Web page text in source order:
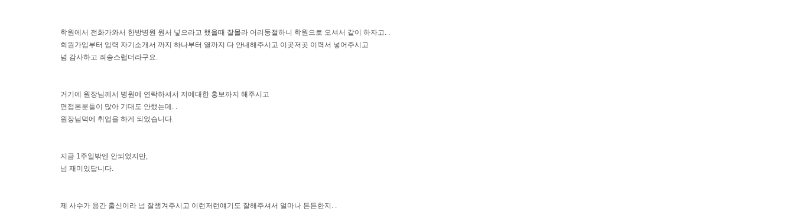
학원에서 전화가와서 한방병원 원서 넣으라고 했을때 잘몰라 어리둥절하니 학원으로 오셔서 같이 하자고. .
회원가입부터 입력 자기소개서 까지 하나부터 열까지 다 안내해주시고 이곳저곳 이력서 넣어주시고
넘 감사하고 죄송스럽더라구요.
거기에 원장님께서 병원에 연락하셔서 저에대한 홍보까지 해주시고
면접본분들이 많아 기대도 안했는데. .
원장님덕에 취업을 하게 되었습니다.
지금 1주일밖엔 안되었지만,
넘 재미있답니다.
제 사수가 용간 출신이라 넘 잘챙겨주시고 이런저런얘기도 잘해주셔서 얼마나 든든한지. .